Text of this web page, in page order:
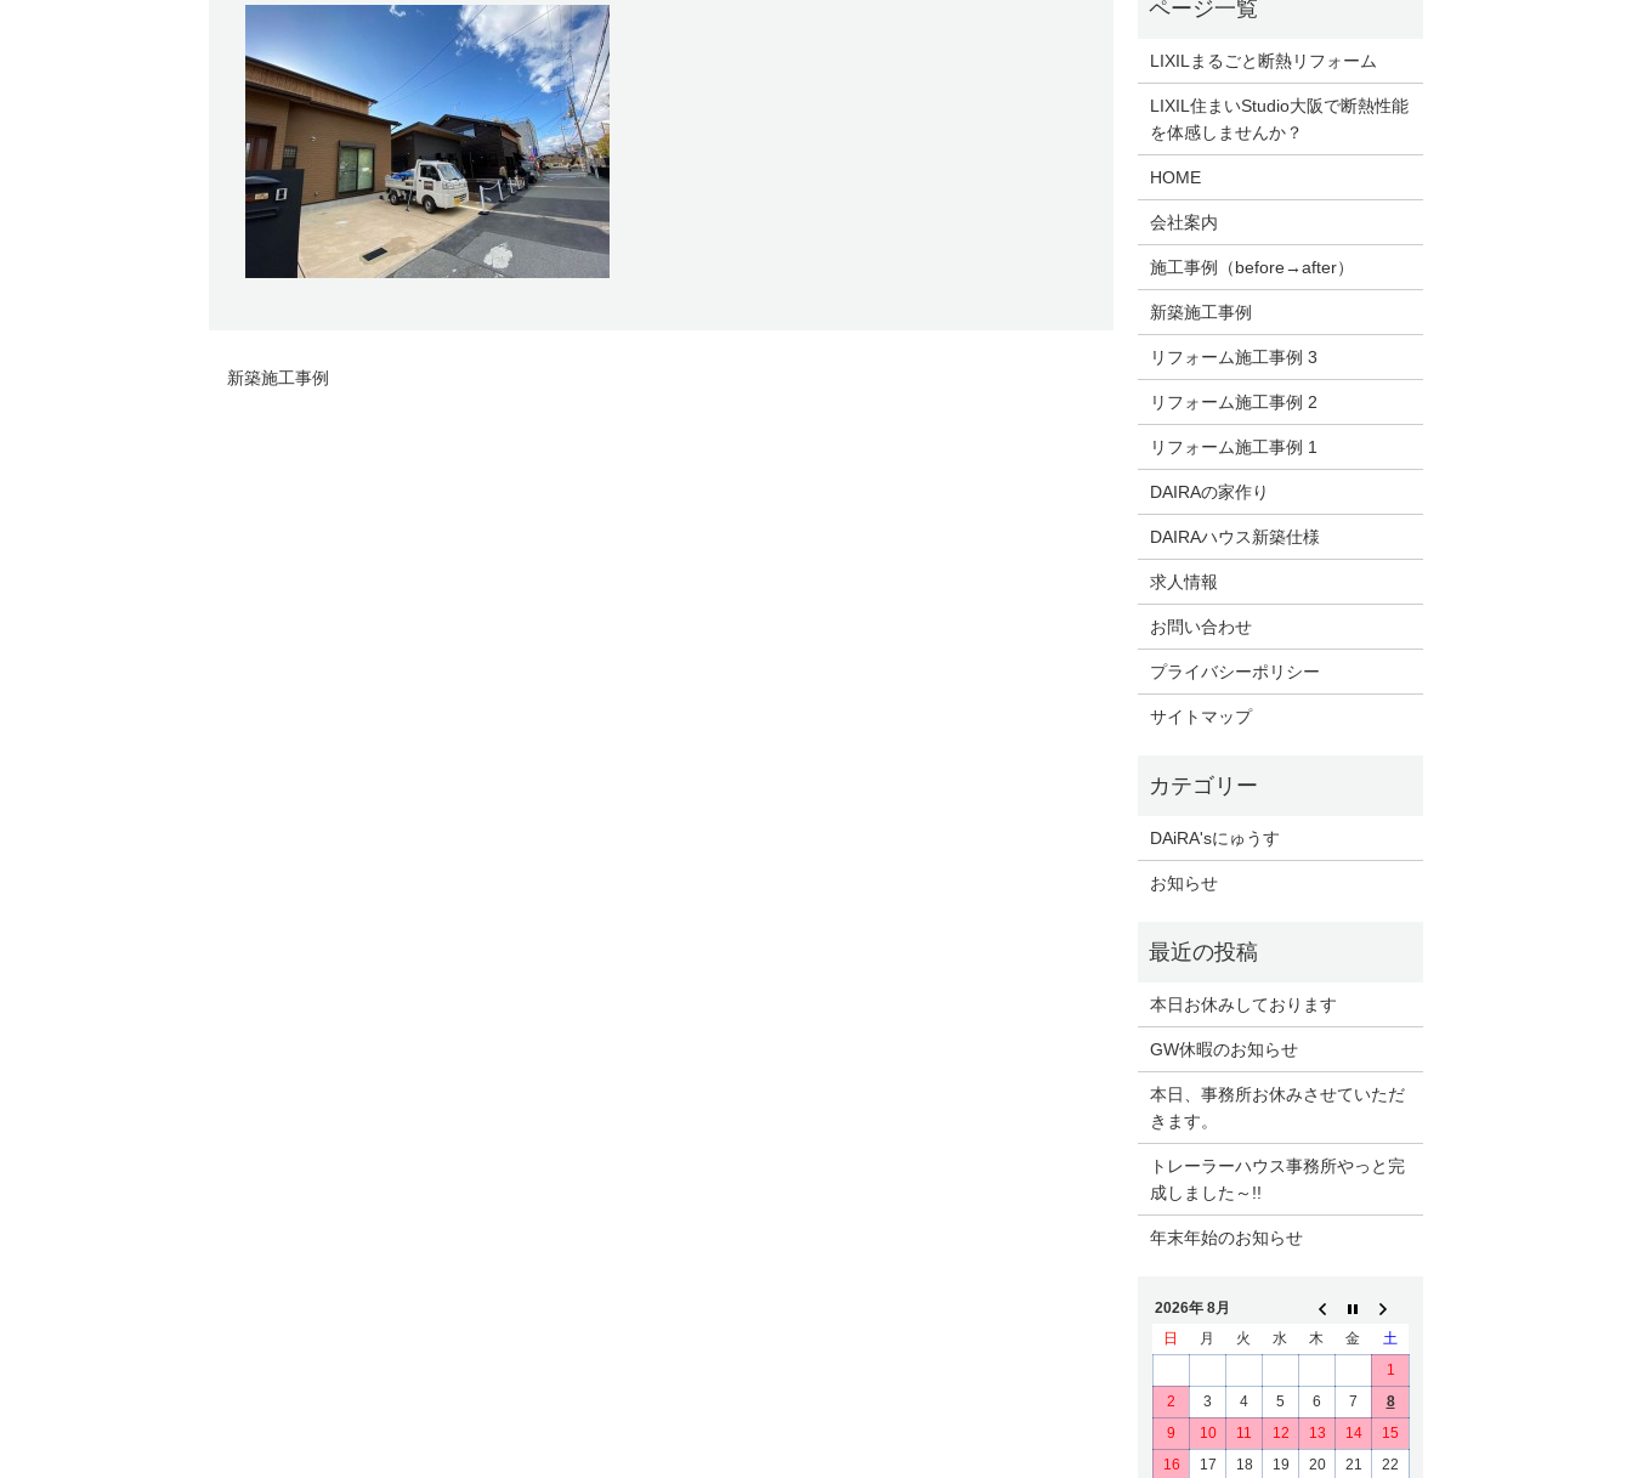
新築施工事例
LIXILまるごと断熱リフォーム
LIXIL住まいStudio大阪で断熱性能
を体感しませんか？
HOME
会社案内
施工事例（before→after）
新築施工事例
リフォーム施工事例 3
リフォーム施工事例 2
リフォーム施工事例 1
DAIRAの家作り
DAIRAハウス新築仕様
求人情報
お問い合わせ
プライバシーポリシー
サイトマップ
DAiRA'sにゅうす
お知らせ
本日お休みしております
GW休暇のお知らせ
本日、事務所お休みさせていただ
きます。
トレーラーハウス事務所やっと完
成しました～!!
年末年始のお知らせ
2026年 8月
日
月 火 水 木 金
土
1
2
3 4 5 6 7
8
9
10 11 12 13 14
15
16
17 18 19 20 21 22